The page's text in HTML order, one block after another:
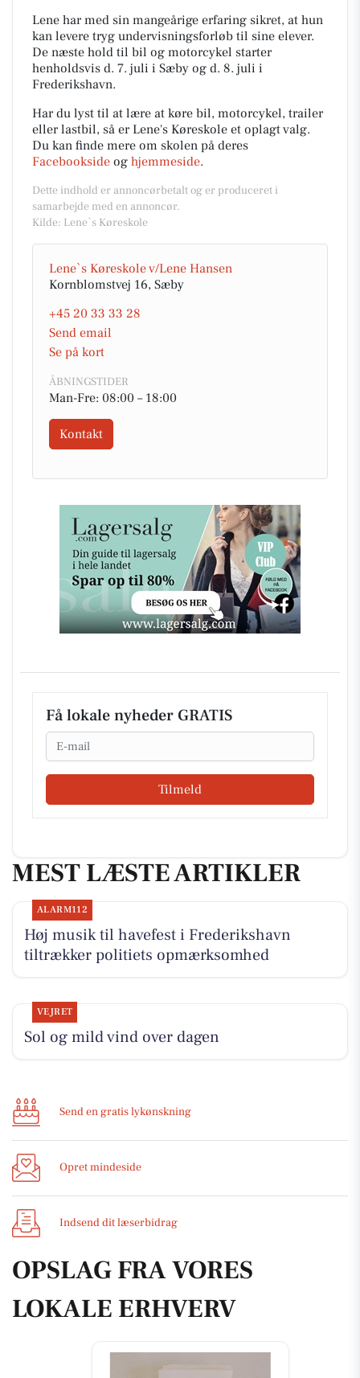
Lene har med sin mangeårige erfaring sikret, at hun
kan levere tryg undervisningsforløb til sine elever.
De næste hold til bil og motorcykel starter
henholdsvis d. 7. juli i Sæby og d. 8. juli i
Frederikshavn.
Har du lyst til at lære at køre bil, motorcykel, trailer
eller lastbil, så er Lene's Køreskole et oplagt valg.
Du kan finde mere om skolen på deres
Facebookside og hjemmeside.
Dette indhold er annoncørbetalt og er produceret i
samarbejde med en annoncør.
Kilde: Lene`s Køreskole
Lene`s Køreskole v/Lene Hansen
Kornblomstvej 16, Sæby
+45 20 33 33 28
Send email
Se på kort
ÅBNINGSTIDER
Man-Fre: 08:00 – 18:00
Kontakt
Få lokale nyheder GRATIS
Email
Tilmeld
MEST LÆSTE ARTIKLER
ALARM112
Høj musik til havefest i Frederikshavn
tiltrækker politiets opmærksomhed
VEJRET
Sol og mild vind over dagen
Send en gratis lykønskning
Opret mindeside
Indsend dit læserbidrag
OPSLAG FRA VORES
LOKALE ERHVERV